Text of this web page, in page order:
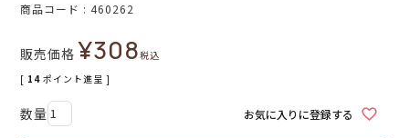
商品コード 460262
販売価格 ¥308税込
[ 14 ポイント進呈 ]
お気に入りに登録する